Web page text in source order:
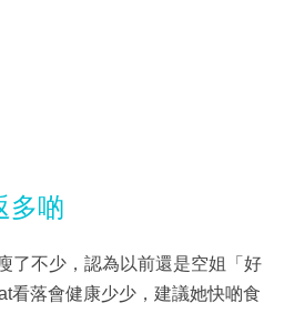
多啲
了不少，認為以前還是空姐「好
看落會健康少少，建議她快啲食